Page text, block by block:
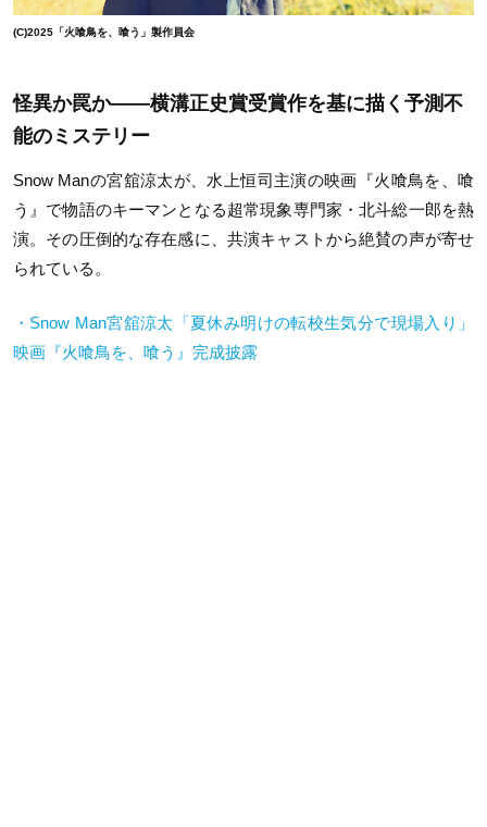
(C)2025「火喰鳥を、喰う」製作員会
怪異か罠か——横溝正史賞受賞作を基に描く予測不
能のミステリー
Snow Manの宮舘涼太が、水上恒司主演の映画『火喰鳥を、喰
う』で物語のキーマンとなる超常現象専門家・北斗総一郎を熱
演。その圧倒的な存在感に、共演キャストから絶賛の声が寄せ
られている。
・Snow Man宮舘涼太「夏休み明けの転校生気分で現場入り」
映画『火喰鳥を、喰う』完成披露